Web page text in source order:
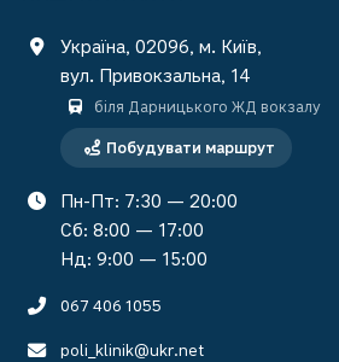
Україна, 02096, м. Київ,
вул. Привокзальна, 14
біля Дарницького ЖД вокзалу
Побудувати маршрут
Пн-Пт: 7:30 — 20:00
Сб: 8:00 — 17:00
Нд: 9:00 — 15:00
067 406 1055
poli_klinik@ukr.net